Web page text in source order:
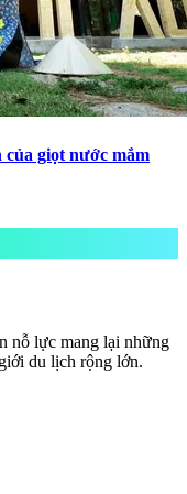
của giọt nước mắm
nỗ lực mang lại những
du lịch rộng lớn.